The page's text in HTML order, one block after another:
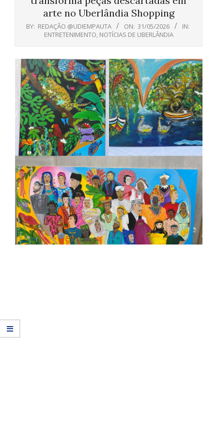
arte no Uberlândia Shopping
BY: REDAÇÃO @UDIEMPAUTA ON: 31/05/2026
IN:
ENTRETENIMENTO, NOTÍCIAS DE UBERLÂNDIA